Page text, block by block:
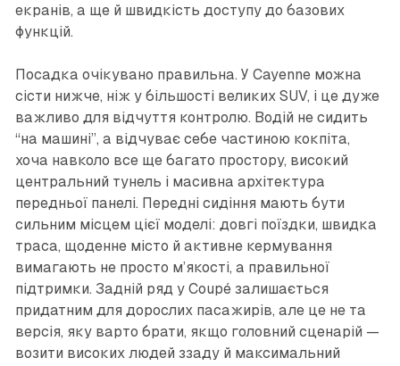
екранів, а ще й швидкість доступу до базових
функцій.
Посадка очікувано правильна. У Cayenne можна
сісти нижче, ніж у більшості великих SUV, і це дуже
важливо для відчуття контролю. Водій не сидить
“на машині”, а відчуває себе частиною кокпіта,
хоча навколо все ще багато простору, високий
центральний тунель і масивна архітектура
передньої панелі. Передні сидіння мають бути
сильним місцем цієї моделі: довгі поїздки, швидка
траса, щоденне місто й активне кермування
вимагають не просто м’якості, а правильної
підтримки. Задній ряд у Coupé залишається
придатним для дорослих пасажирів, але це не та
версія, яку варто брати, якщо головний сценарій —
возити високих людей ззаду й максимальний